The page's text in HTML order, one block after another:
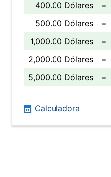
400.00 Dólares
=
500.00 Dólares
=
1,000.00 Dólares
=
2,000.00 Dólares
=
5,000.00 Dólares
=
Calculadora